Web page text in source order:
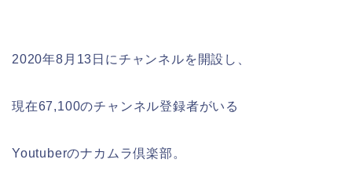
2020年8月13日にチャンネルを開設し、
現在67,100のチャンネル登録者がいる
Youtuberのナカムラ倶楽部。